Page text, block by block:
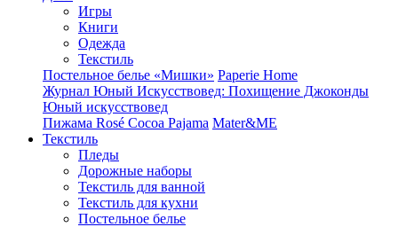
Игры
Книги
Одежда
Текстиль
Постельное белье «Мишки» Paperie Home
Журнал Юный Искусствовед: Похищение Джоконды
Юный искусствовед
Пижама Rosé Cocoa Pajama Mater&ME
Текстиль
Пледы
Дорожные наборы
Текстиль для ванной
Текстиль для кухни
Постельное белье